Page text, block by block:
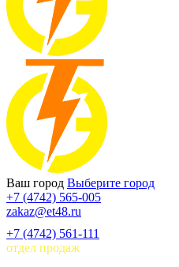
Ваш город Выберите город
+7 (4742) 565-005
zakaz@et48.ru
+7 (4742) 561-111
отдел продаж